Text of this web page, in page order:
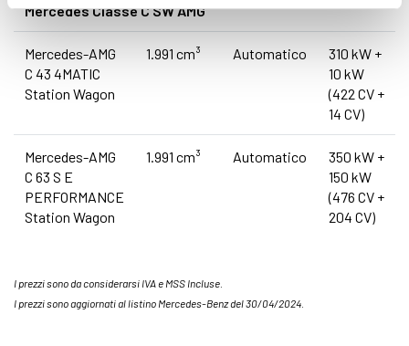
Mercedes Classe C SW AMG
Mercedes-AMG
C 43 4MATIC
Station Wagon
1.991 cm³ Automatico
310 kW +
10 kW
(422 CV +
14 CV)
Mercedes-AMG
C 63 S E
PERFORMANCE
Station Wagon
1.991 cm³ Automatico
350 kW +
150 kW
(476 CV +
204 CV)
I prezzi sono da considerarsi IVA e MSS Incluse.
I prezzi sono aggiornati al listino Mercedes-Benz del 30/04/2024.